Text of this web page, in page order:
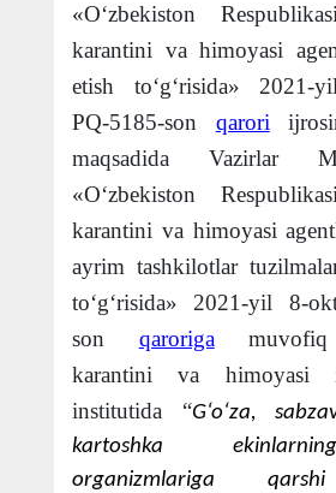
«O‘zbekiston
karantini va himoyasi
etish to‘g‘risida» 2021-
PQ-5185-son qarori
maqsadida Vazirlar
«O‘zbekiston
karantini va himoyasi
ayrim tashkilotlar
to‘g‘risida» 2021-yil 8-
son qaroriga
karantini va himoyasi
institutida “G‘o‘za,
kartoshka
organizmlariga